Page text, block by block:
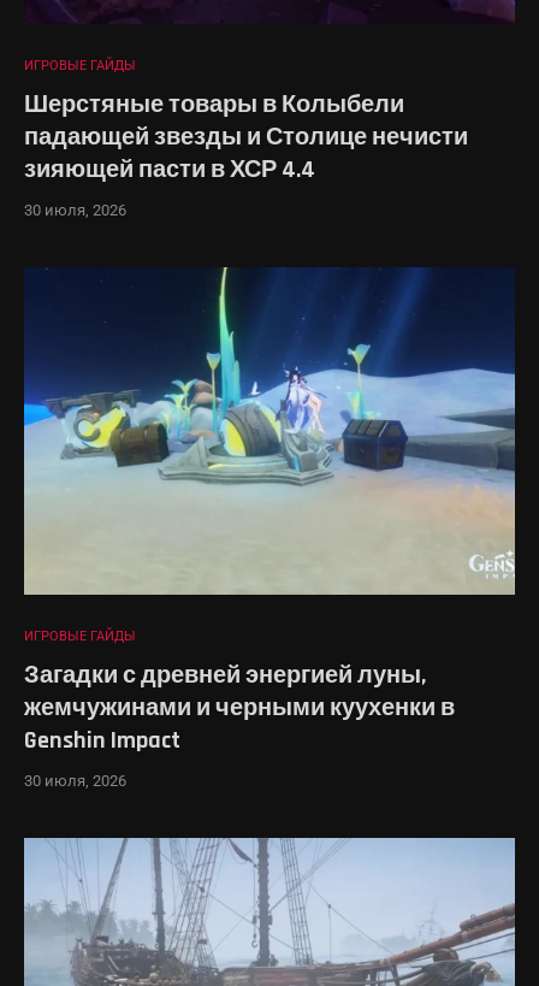
ИГРОВЫЕ ГАЙДЫ
Шерстяные товары в Колыбели
падающей звезды и Столице нечисти
зияющей пасти в ХСР 4.4
30 июля, 2026
ИГРОВЫЕ ГАЙДЫ
Загадки с древней энергией луны,
жемчужинами и черными куухенки в
Genshin Impact
30 июля, 2026